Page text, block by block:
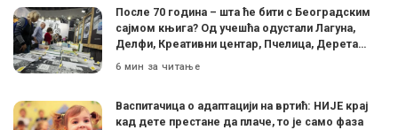
После 70 година – шта ће бити с Београдским
сајмом књига? Од учешћа одустали Лагуна,
Делфи, Креативни центар, Пчелица, Дерета…
6 мин за читање
Васпитачица о адаптацији на вртић: НИЈЕ крај
кад дете престане да плаче, то је само фаза